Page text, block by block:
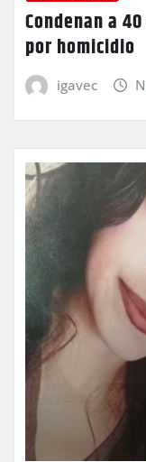
Condenan a
por homicidio
igavec